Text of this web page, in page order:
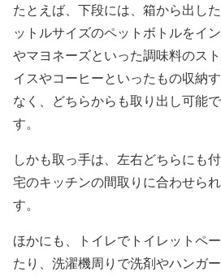
たとえば、下段には、箱から出し
ットルサイズのペットボトルをイ
やマヨネーズといった調味料のス
イスやコーヒーといったもの収納
なく、どちらからも取り出し可能
す。
しかも取っ手は、左右どちらにも
宅のキッチンの間取りに合わせら
す。
ほかにも、トイレでトイレットペ
たり、洗濯機周りで洗剤やハンガ